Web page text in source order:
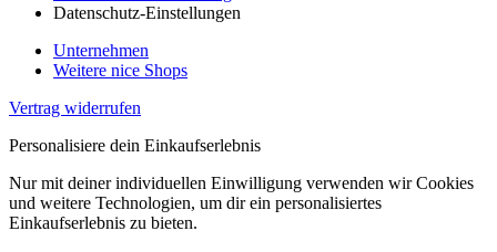
Datenschutz-Einstellungen
Unternehmen
Weitere nice Shops
Vertrag widerrufen
Personalisiere dein Einkaufserlebnis
Nur mit deiner individuellen Einwilligung verwenden wir Cookies
und weitere Technologien, um dir ein personalisiertes
Einkaufserlebnis zu bieten.